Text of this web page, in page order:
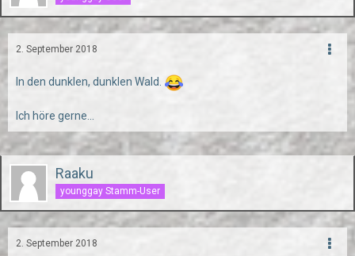
2. September 2018
In den dunklen, dunklen Wald.
Ich höre gerne...
Raaku
younggay Stamm-User
2. September 2018